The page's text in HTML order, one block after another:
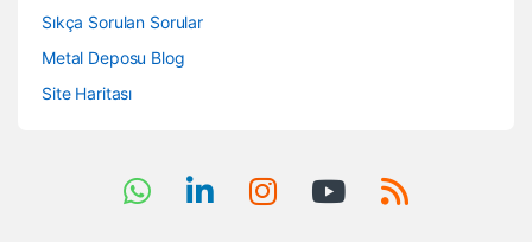
Sıkça Sorulan Sorular
Metal Deposu Blog
Site Haritası